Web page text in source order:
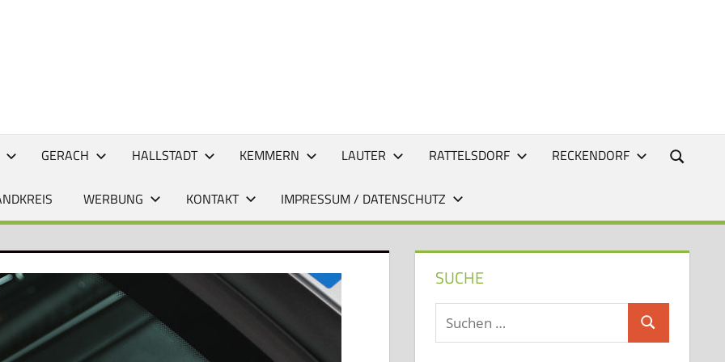
GERACH HALLSTADT KEMMERN LAUTER RATTELSDORF RECKENDORF
WERBUNG KONTAKT IMPRESSUM / DATENSCHUTZ
SUCHE
Suchen
nach:
Suchen